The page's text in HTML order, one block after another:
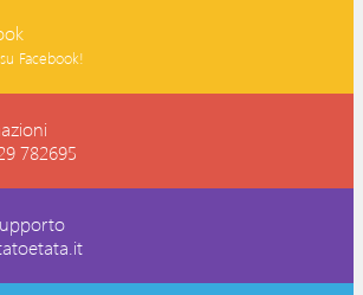
Facebook!
782695